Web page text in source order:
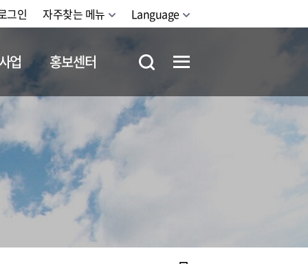
그인 자주찾는 메뉴 Language
업 홍보센터